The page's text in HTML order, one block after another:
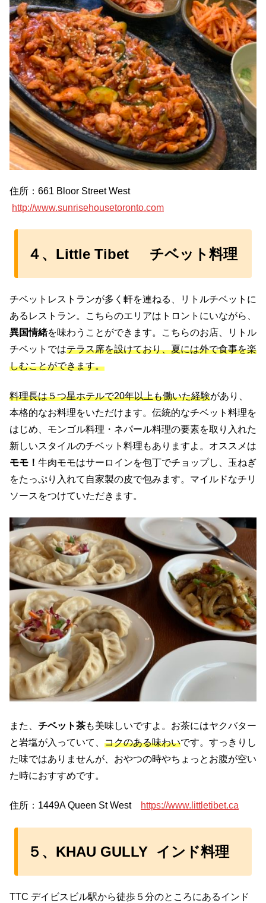
住所：661 Bloor Street West
http://www.sunrisehousetoronto.com
４、Little Tibet チベット料理
チベットレストランが多く軒を連ねる、リトルチベットに
あるレストラン。こちらのエリアはトロントにいながら、
異国情緒を味わうことができます。こちらのお店、リトル
チベットではテラス席を設けており、夏には外で食事を楽
しむことができます。
料理長は５つ星ホテルで20年以上も働いた経験があり、
本格的なお料理をいただけます。伝統的なチベット料理を
はじめ、モンゴル料理・ネパール料理の要素を取り入れた
新しいスタイルのチベット料理もありますよ。オススメは
モモ！ 牛肉モモはサーロインを包丁でチョップし、玉ねぎ
をたっぷり入れて自家製の皮で包みます。マイルドなチリ
ソースをつけていただきます。
また、 チベット茶も美味しいですよ。お茶にはヤクバター
と岩塩が入っていて、 コクのある味わいです。すっきりし
た味ではありませんが、おやつの時やちょっとお腹が空い
た時におすすめです。
住所：1449A Queen St West https://www.littletibet.ca
５、KHAU GULLY インド料理
TTC デイビスビル駅から徒歩５分のところにあるインド